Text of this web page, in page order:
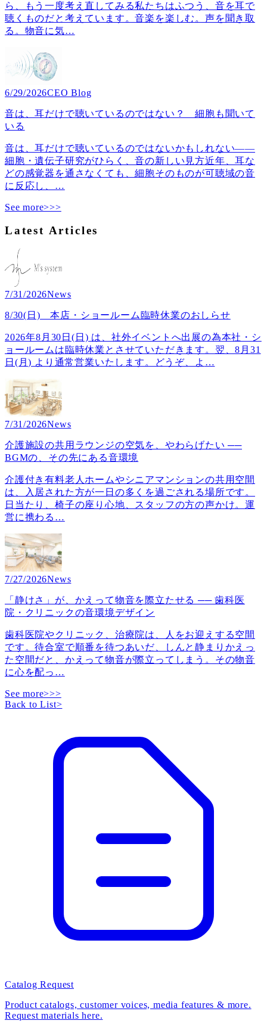
ら、もう一度考え直してみる私たちはふつう、音を耳で
聴くものだと考えています。音楽を楽しむ。声を聞き取
る。物音に気…
6/29/2026CEO Blog
音は、耳だけで聴いているのではない？ 細胞も聞いて
いる
音は、耳だけで聴いているのではないかもしれない――
細胞・遺伝子研究がひらく、音の新しい見方近年、耳な
どの感覚器を通さなくても、細胞そのものが可聴域の音
に反応し、 …
See more>>>
Latest Articles
7/31/2026News
8/30(日) 本店・ショールーム臨時休業のおしらせ
2026年8月30日(日) は、社外イベントへ出展の為本社・シ
ョールームは臨時休業とさせていただきます。翌、8月31
日(月) より通常営業いたします。どうぞ、よ …
7/31/2026News
介護施設の共用ラウンジの空気を、やわらげたい ──
BGMの、その先にある音環境
介護付き有料老人ホームやシニアマンションの共用空間
は、入居された方が一日の多くを過ごされる場所です。
日当たり、椅子の座り心地、スタッフの方の声かけ。運
営に携わる …
7/27/2026News
「静けさ」が、かえって物音を際立たせる ── 歯科医
院・クリニックの音環境デザイン
歯科医院やクリニック、治療院は、人をお迎えする空間
です。待合室で順番を待つあいだ、しんと静まりかえっ
た空間だと、かえって物音が際立ってしまう。その物音
に心を配っ …
See more>>>
Back to List>
Catalog Request
Product catalogs, customer voices, media features & more.
Request materials here.